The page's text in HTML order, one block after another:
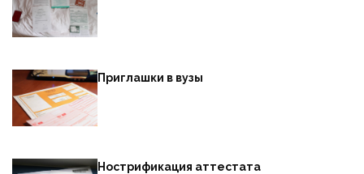
Приглашки в вузы
Нострификация аттестата